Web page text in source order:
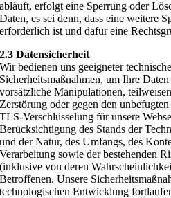
abläuft, erfolgt eine Sperrung oder
Daten, es sei denn, dass eine weitere
erforderlich ist und dafür eine
2.3 Datensicherheit
Wir bedienen uns geeigneter
Sicherheitsmaßnahmen, um Ihre
vorsätzliche Manipulationen,
Zerstörung oder gegen den
TLS-Verschlüsselung für unsere
Berücksichtigung des Stands der
und der Natur, des Umfangs, des
Verarbeitung sowie der bestehenden
(inklusive von deren
Betroffenen. Unsere
technologischen Entwicklung